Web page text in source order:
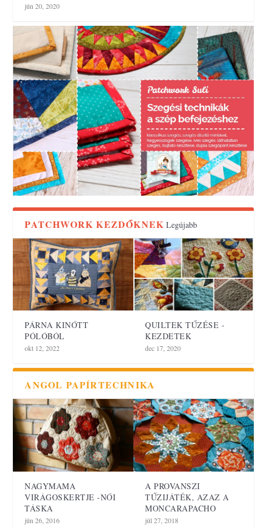
jún 20, 2020
PATCHWORK KEZDŐKNEK Legújabb
PÁRNA KINŐTT
PÓLÓBÓL
okt 12, 2022
QUILTEK TŰZÉSE -
KEZDETEK
dec 17, 2020
ANGOL PAPÍRTECHNIKA
NAGYMAMA
VIRÁGOSKERTJE -NŐI
TÁSKA
jún 26, 2016
A PROVANSZI
TŰZIJÁTÉK, AZAZ A
MONCARAPACHO
júl 27, 2018